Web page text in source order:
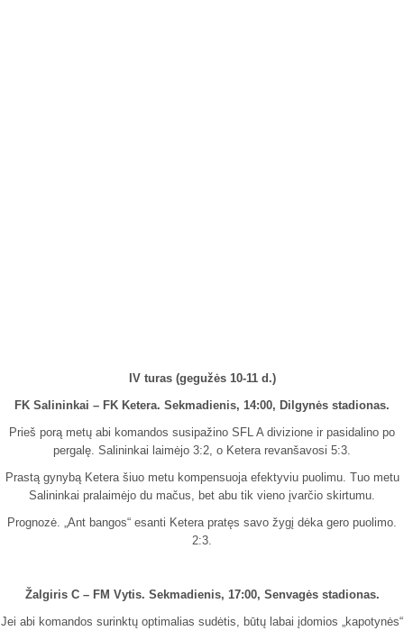
IV turas (gegužės 10-11 d.)
FK Salininkai – FK Ketera. Sekmadienis, 14:00, Dilgynės stadionas.
Prieš porą metų abi komandos susipažino SFL A divizione ir pasidalino po
pergalę. Salininkai laimėjo 3:2, o Ketera revanšavosi 5:3.
Prastą gynybą Ketera šiuo metu kompensuoja efektyviu puolimu. Tuo metu
Salininkai pralaimėjo du mačus, bet abu tik vieno įvarčio skirtumu.
Prognozė. „Ant bangos“ esanti Ketera pratęs savo žygį dėka gero puolimo.
2:3.
Žalgiris C – FM Vytis. Sekmadienis, 17:00, Senvagės stadionas.
Jei abi komandos surinktų optimalias sudėtis, būtų labai įdomios „kapotynės“